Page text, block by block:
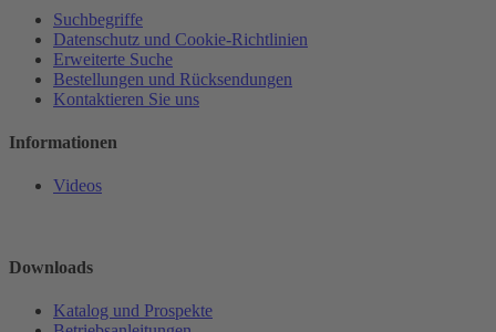
Suchbegriffe
Datenschutz und Cookie-Richtlinien
Erweiterte Suche
Bestellungen und Rücksendungen
Kontaktieren Sie uns
Informationen
Videos
Downloads
Katalog und Prospekte